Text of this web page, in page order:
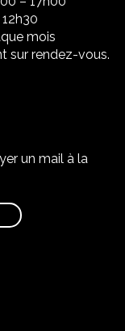
mois
sur rendez-vous.
un mail à la